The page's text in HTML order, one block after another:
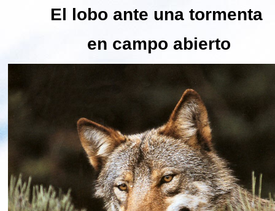
El lobo ante una tormenta
en campo abierto